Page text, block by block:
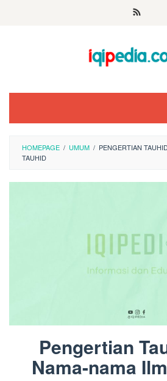
HOMEPAGE / UMUM / PENGERTIAN
TAUHID
Pengertian
Nama-nama